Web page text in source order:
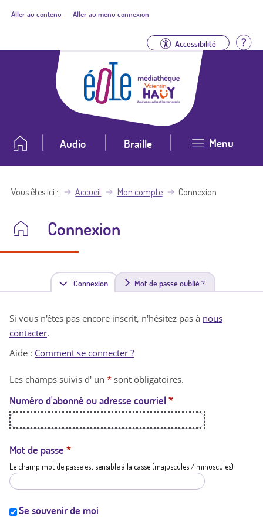
Aller au contenu Aller au menu connexion
Accessibilité
Audio Braille Menu
Vous êtes ici Accueil Mon compte Connexion
Connexion
Connexion(
n
t
a
t
i
Mot de passe oublié ?
Si vous n'êtes pas encore inscrit, n'hésitez pas à nous
contacter.
Aide : Comment se connecter ?
Les champs suivis d' un * sont obligatoires.
Numéro d'abonné ou adresse courriel *
Mot de passe *
Le champ mot de passe est sensible à la casse (majuscules / minuscules)
Se souvenir de moi